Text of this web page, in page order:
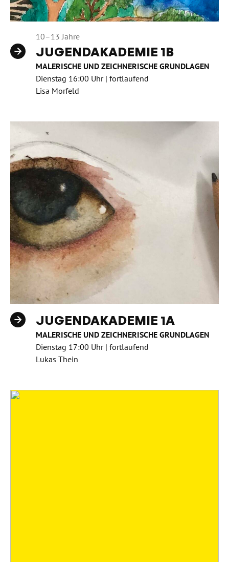
10–13 Jahre
JUGENDAKADEMIE 1B
MALERISCHE UND ZEICHNERISCHE GRUNDLAGEN
Dienstag 16:00 Uhr | fortlaufend
Lisa Morfeld
JUGENDAKADEMIE 1A
MALERISCHE UND ZEICHNERISCHE GRUNDLAGEN
Dienstag 17:00 Uhr | fortlaufend
Lukas Thein